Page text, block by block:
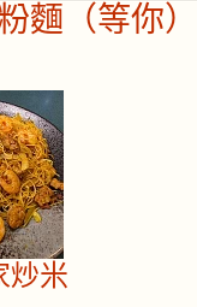
麵（等你）
炒米